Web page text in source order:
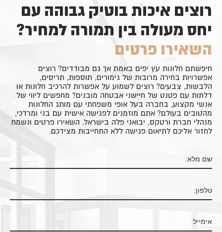
רוצים איכות בוטיק גבוהה עם
יחס מעולה בין תמורה למחיר?
השאירו פרטים
חיפשתם חלונות עץ יפים באמת אך גם מבודדים? רוצים
אפשרויות בחירה מרובות של גימורים, תוספות, תריסים,
הלבשות, צבעים? רוצים לשמוע על אפשרות להרכיב חלונות או
דלתות עם פטנט של חיישני אבטחה מובנים? מחפשים ליווי של
אנשי מקצוע, בחברה בעל אופי משפחתי עם מותג החלונות
מהטובים בעולם? אתם מוזמנים לפגישה אישית עם בני ומרדכי,
מנהלי חברת ורטקס, יבואני פלה בישראל. השאירו פרטים ונשמח
לחזור אליכם לתיאום פגישה ללא התחייבות מצידכם.